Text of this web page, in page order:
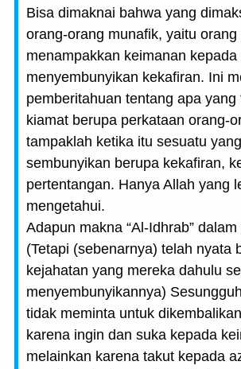
Bisa dimaknai bahwa yang
orang-orang munafik, yaitu orang
menampakkan keimanan
menyembunyikan kekafiran. Ini
pemberitahuan tentang apa yang
kiamat berupa perkataan orang-
tampaklah ketika itu sesuatu
sembunyikan berupa kekafiran,
pertentangan. Hanya Allah yang
mengetahui.
Adapun makna “Al-Idhrab”
(Tetapi (sebenarnya) telah nyata
kejahatan yang mereka dahulu
menyembunyikannya)
tidak meminta untuk
karena ingin dan suka kepada
melainkan karena takut kepada